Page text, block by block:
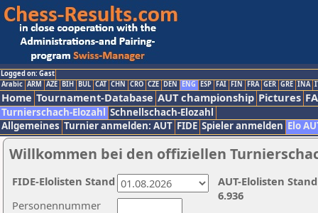
Logged on: Gast
Arabic ARM AZE BIH BUL CAT CHN CRO CZE DEN ENG ESP FAI FIN FRA GER GRE INA
Home Tournament-Database AUT championship Pictures
Turnierschach-Elozahl Schnellschach-Elozahl
Allgemeines Turnier anmelden: AUT FIDE Spieler anmelden Elo
Willkommen bei den offiziellen
Personennummer
AUT-Elolisten
6.936
FIDE-Elolisten Stand